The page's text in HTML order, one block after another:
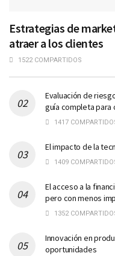
Estrategias de
atraer a los clientes
1522 COMPARTIDOS
Evaluación de
guía completa para
1417
El impacto de la
1409
El acceso a la
pero con menos
1352
Innovación en
oportunidades